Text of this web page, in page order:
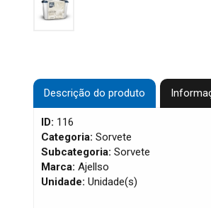
Descrição do produto
ID: 116
Categoria: Sorvete
Subcategoria: Sorvete
Marca: Ajellso
Unidade: Unidade(s)